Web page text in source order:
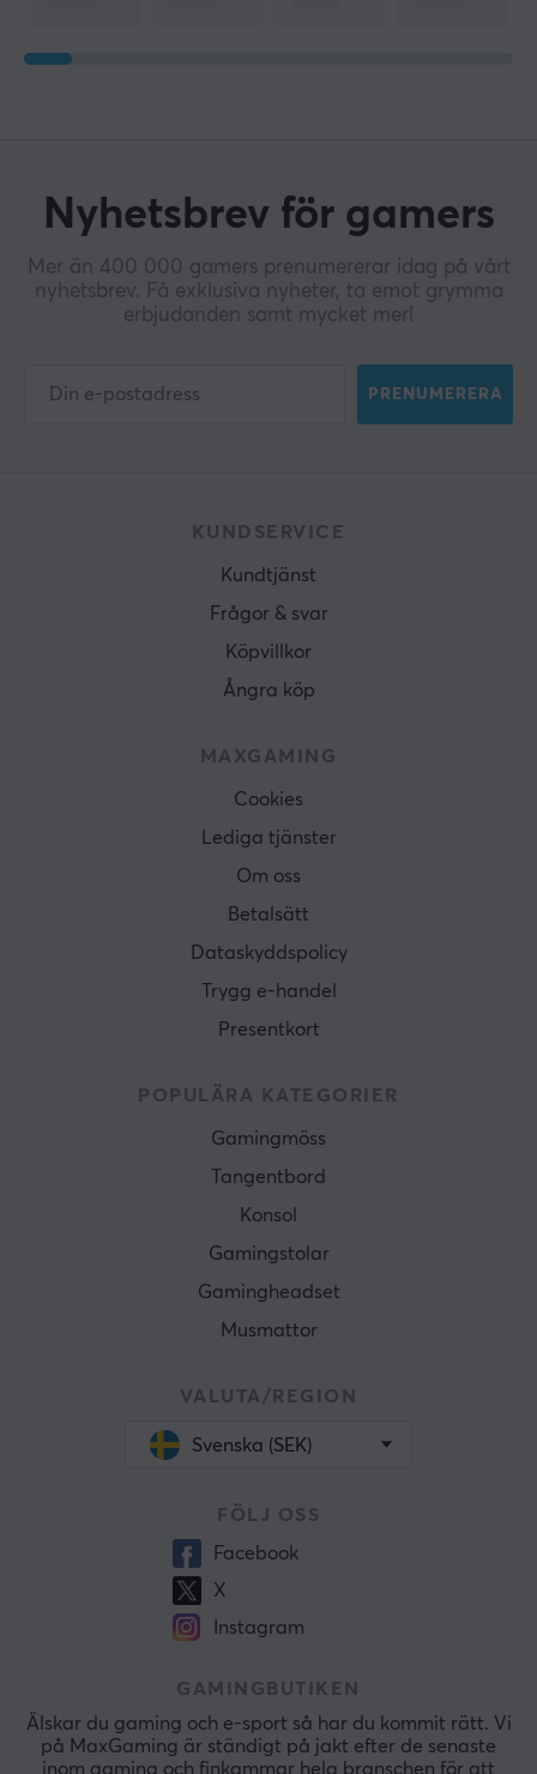
Nyhetsbrev för gamers
Mer än 400 000 gamers prenumererar idag på vårt
nyhetsbrev. Få exklusiva nyheter, ta emot grymma
erbjudanden samt mycket mer!
PRENUMERERA
KUNDSERVICE
Kundtjänst
Frågor & svar
Köpvillkor
Ångra köp
MAXGAMING
Cookies
Lediga tjänster
Om oss
Betalsätt
Dataskyddspolicy
Trygg e-handel
Presentkort
POPULÄRA KATEGORIER
Gamingmöss
Tangentbord
Konsol
Gamingstolar
Gamingheadset
Musmattor
VALUTA/REGION
Svenska (SEK)
FÖLJ OSS
Facebook
X
Instagram
GAMINGBUTIKEN
Älskar du gaming och e-sport så har du kommit rätt. Vi
på MaxGaming är ständigt på jakt efter de senaste
inom gaming och finkammar hela branschen för att